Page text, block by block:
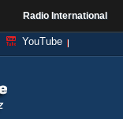
Radio International
YouTube